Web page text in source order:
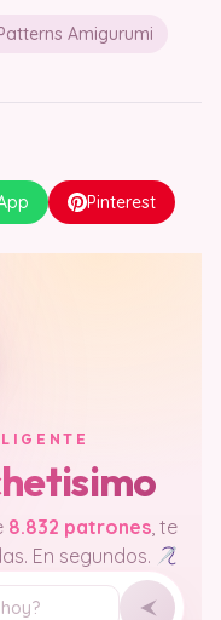
Amigurumi
Pinterest
8.832 patrones, te
En segundos.